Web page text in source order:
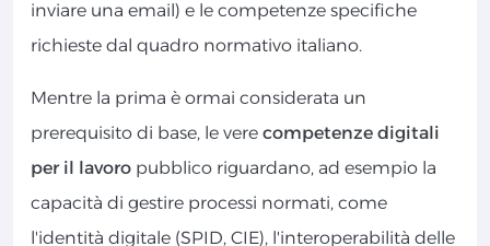
inviare una email) e le competenze specifiche
richieste dal quadro normativo italiano.
Mentre la prima è ormai considerata un
prerequisito di base, le vere competenze digitali
per il lavoro pubblico riguardano, ad esempio la
capacità di gestire processi normati, come
l'identità digitale (SPID, CIE), l'interoperabilità delle